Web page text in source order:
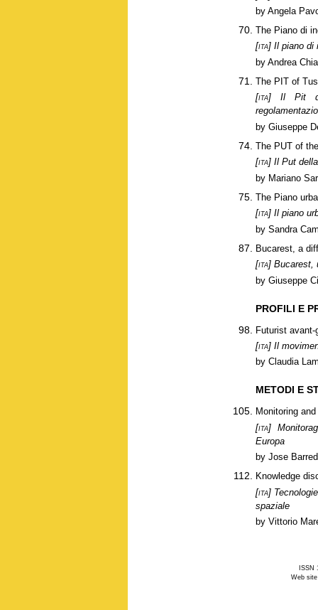
by Angela
The Piano di
[ita] Il piano di
by Andrea
The PIT of
[ita] Il Pit
by Giuseppe
The PUT of
[ita] Il Put
by Mariano
The Piano
[ita] Il piano
by Sandra
Bucarest, a
[ita] Bucarest,
by Giuseppe
PROFILI E
Futurist
[ita] Il
by Claudia
METODI E
Monitoring
[ita]
Europa
by Jose
Knowledge
[ita]
spaziale
by Vittorio
ISSN
Web